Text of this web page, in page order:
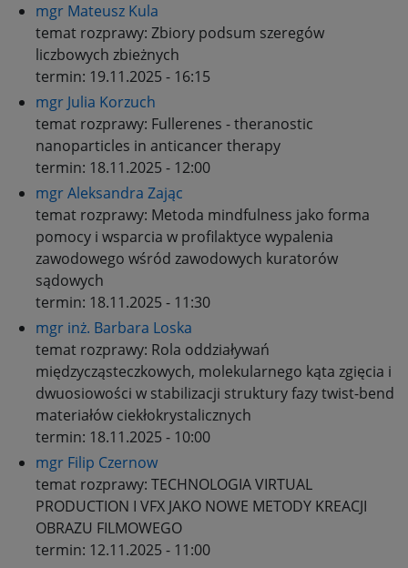
mgr Mateusz Kula
temat rozprawy: Zbiory podsum szeregów
liczbowych zbieżnych
termin: 19.11.2025 - 16:15
mgr Julia Korzuch
temat rozprawy: Fullerenes - theranostic
nanoparticles in anticancer therapy
termin: 18.11.2025 - 12:00
mgr Aleksandra Zając
temat rozprawy: Metoda mindfulness jako forma
pomocy i wsparcia w profilaktyce wypalenia
zawodowego wśród zawodowych kuratorów
sądowych
termin: 18.11.2025 - 11:30
mgr inż. Barbara Loska
temat rozprawy: Rola oddziaływań
międzycząsteczkowych, molekularnego kąta zgięcia i
dwuosiowości w stabilizacji struktury fazy twist-bend
materiałów ciekłokrystalicznych
termin: 18.11.2025 - 10:00
mgr Filip Czernow
temat rozprawy: TECHNOLOGIA VIRTUAL
PRODUCTION I VFX JAKO NOWE METODY KREACJI
OBRAZU FILMOWEGO
termin: 12.11.2025 - 11:00